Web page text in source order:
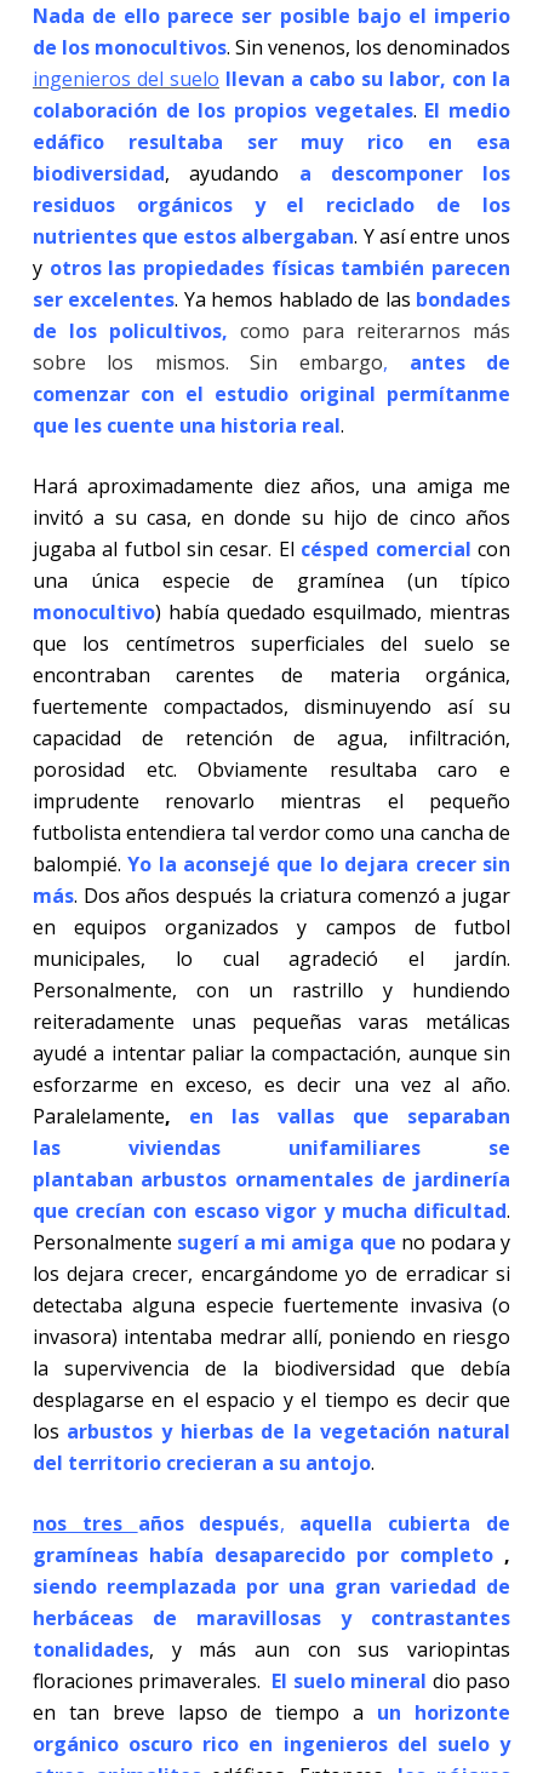
Nada de ello parece ser posible bajo el imperio
de los monocultivos. Sin venenos, los denominados
ingenieros del suelo llevan a cabo su labor, con la
colaboración de los propios vegetales. El medio
edáfico resultaba ser muy rico en esa
biodiversidad, ayudando a descomponer los
residuos orgánicos y el reciclado de los
nutrientes que estos albergaban. Y así entre unos
y otros las propiedades físicas también parecen
ser excelentes. Ya hemos hablado de las bondades
de los policultivos, como para reiterarnos más
sobre los mismos. Sin embargo, antes de
comenzar con el estudio original permítanme
que les cuente una historia real.
Hará aproximadamente diez años, una amiga me
invitó a su casa, en donde su hijo de cinco años
jugaba al futbol sin cesar. El césped comercial con
una única especie de gramínea (un típico
monocultivo) había quedado esquilmado, mientras
que los centímetros superficiales del suelo se
encontraban carentes de materia orgánica,
fuertemente compactados, disminuyendo así su
capacidad de retención de agua, infiltración,
porosidad etc. Obviamente resultaba caro e
imprudente renovarlo mientras el pequeño
futbolista entendiera tal verdor como una cancha de
balompié.Yo la aconsejé que lo dejara crecer sin
más. Dos años después la criatura comenzó a jugar
en equipos organizados y campos de futbol
municipales, lo cual agradeció el jardín.
Personalmente, con un rastrillo y hundiendo
reiteradamente unas pequeñas varas metálicas
ayudé a intentar paliar la compactación, aunque sin
esforzarme en exceso, es decir una vez al año.
Paralelamente, en las vallas que separaban
las viviendas unifamiliares se
plantaban arbustos ornamentales de jardinería
que crecían con escaso vigor y mucha dificultad.
Personalmente sugerí a mi amiga que no podara y
los dejara crecer, encargándome yo de erradicar si
detectaba alguna especie fuertemente invasiva (o
invasora) intentaba medrar allí, poniendo en riesgo
la supervivencia de la biodiversidad que debía
desplagarse en el espacio y el tiempo es decir que
los arbustos y hierbas de la vegetación natural
del territorio crecieran a su antojo.
nos tres años después, aquella
cubierta de
gramíneas había desaparecido por completo ,
siendo reemplazada por una gran variedad de
herbáceas de maravillosas y contrastantes
tonalidades, y más aun con sus variopintas
floraciones primaverales. El suelo mineral dio paso
en tan breve lapso de tiempo a un horizonte
orgánico oscuro rico en ingenieros del suelo y